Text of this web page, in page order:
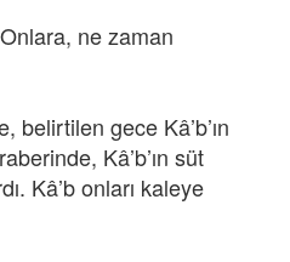
ne zaman
belirtilen gece Kâ’b’ın
Kâ’b’ın süt
Kâ’b onları kaleye